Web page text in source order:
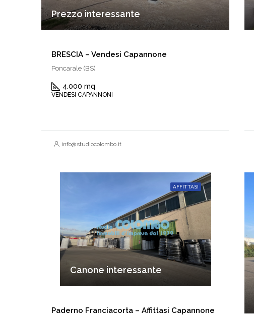
Prezzo interessante
BRESCIA – Vendesi Capannone
Poncarale (BS)
4.000 mq
VENDESI CAPANNONI
info@studiocolombo.it
AFFITTASI
Canone interessante
Paderno Franciacorta – Affittasi Capannone